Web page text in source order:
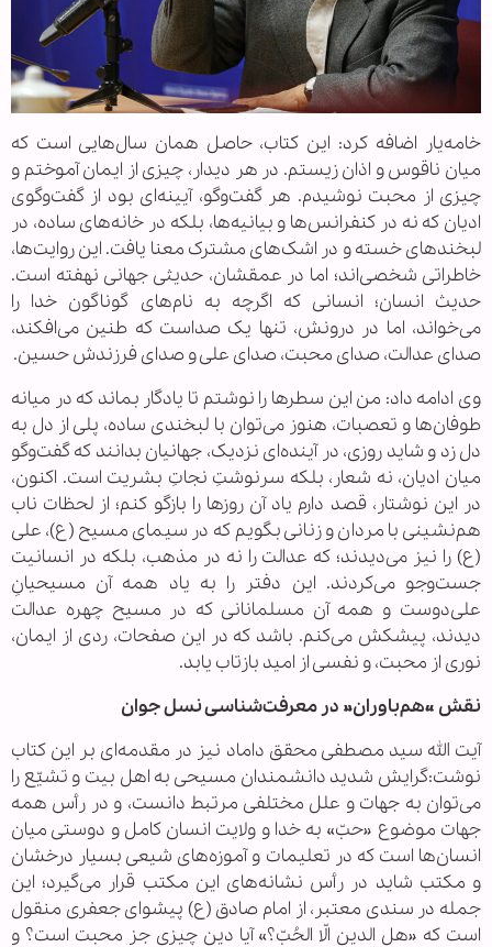
خامه‌یار اضافه کرد: این کتاب، حاصل همان سال‌هایی‌ است که
میان ناقوس و اذان زیستم. در هر دیدار، چیزی از ایمان آموختم و
چیزی از محبت نوشیدم. هر گفت‌وگو، آیینه‌ای بود از گفت‌وگوی
ادیان که نه در کنفرانس‌ها و بیانیه‌ها، بلکه در خانه‌های ساده، در
لبخندهای خسته و در اشک‌های مشترک معنا یافت. این روایت‌ها،
خاطراتی شخصی‌اند؛ اما در عمقشان، حدیثی جهانی نهفته است.
حدیث انسان؛ انسانی که اگرچه به نام‌های گوناگون خدا را
می‌خواند، اما در درونش، تنها یک صداست که طنین می‌افکند،
صدای عدالت، صدای محبت، صدای علی و صدای فرزندش حسین.
وی ادامه داد: من این سطرها را نوشتم تا یادگار بماند که در میانه
طوفان‌ها و تعصبات، هنوز می‌توان با لبخندی ساده، پلی از دل به
دل زد و شاید روزی، در آینده‌ای نزدیک، جهانیان بدانند که گفت‌وگو
میان ادیان، نه شعار، بلکه سرنوشتِ نجاتِ بشریت است. اکنون،
در این نوشتار، قصد دارم یاد آن روزها را بازگو کنم؛ از لحظات ناب
هم‌نشینی با مردان و زنانی بگویم که در سیمای مسیح (ع)، علی
(ع) را نیز می‌دیدند؛ که عدالت را نه در مذهب، بلکه در انسانیت
جست‌وجو می‌کردند. این دفتر را به یاد همه آن مسیحیانِ
علی‌دوست و همه آن مسلمانانی که در مسیح چهره‌ عدالت
دیدند، پیشکش می‌کنم. باشد که در این صفحات، ردی از ایمان،
نوری از محبت، و نفسی از امید بازتاب یابد.
نقش «هم‌باوران» در معرفت‌شناسی نسل جوان
آیت الله سید مصطفی محقق داماد نیز در مقدمه‌ای بر این کتاب
نوشت:گرایش شدید دانشمندان مسیحی به اهل بیت و تشیّع را
می‌توان به جهات و علل مختلفی مرتبط دانست، و در رأس همه
جهات موضوع «حبّ» به خدا و ولایت انسان کامل و دوستی میان
انسان‌ها است که در تعلیمات و آموزه‌های شیعی بسیار درخشان
و مکتب شاید در رأس نشانه‌های این مکتب قرار می‌گیرد؛ این
جمله در سندی معتبر، از امام صادق (ع) پیشوای جعفری منقول
است که «هل الدین الّا الحُبّ؟» آیا دین چیزی جز محبت است؟ و